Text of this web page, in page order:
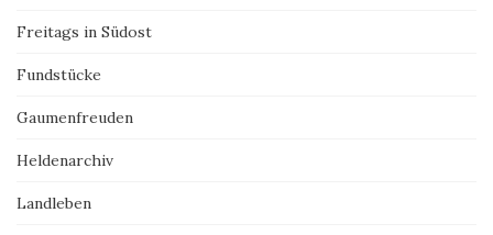
Freitags in Südost
Fundstücke
Gaumenfreuden
Heldenarchiv
Landleben